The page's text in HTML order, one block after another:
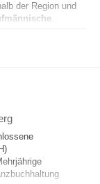
der Region und